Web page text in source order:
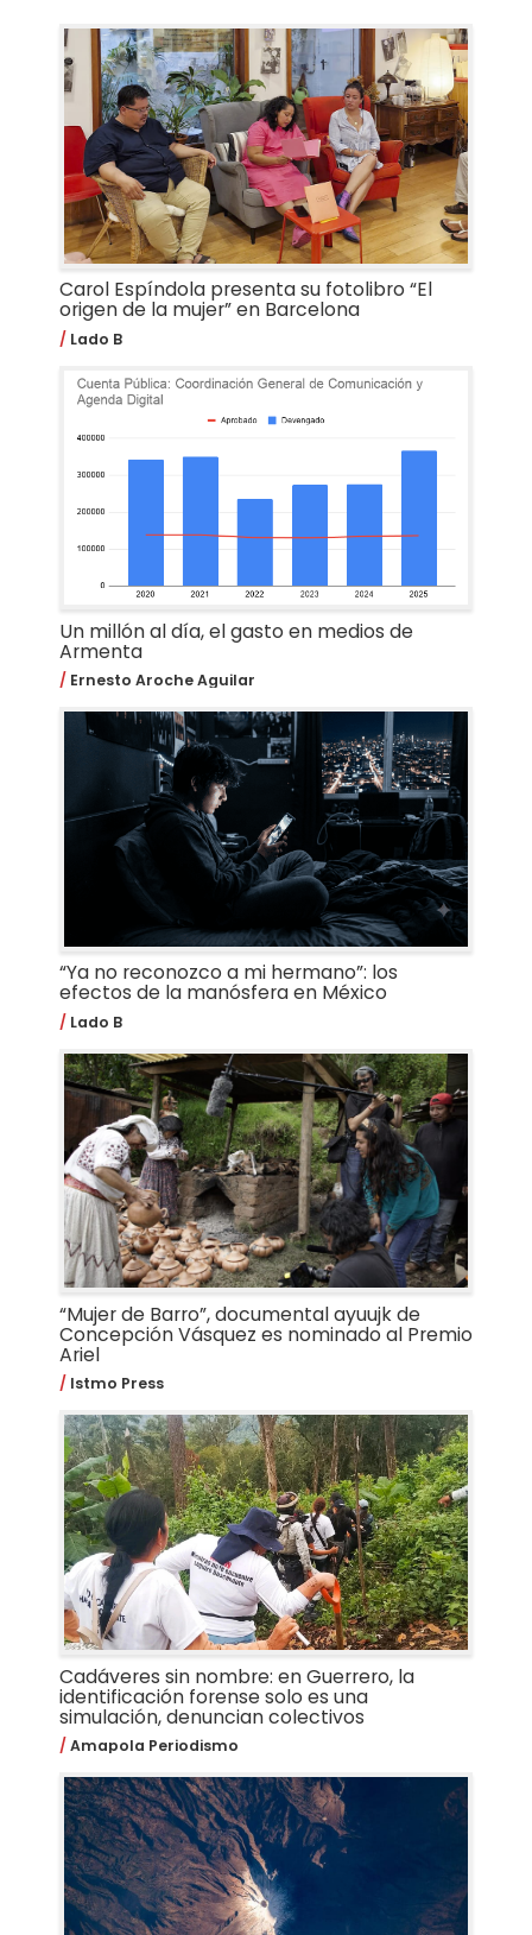
Carol Espíndola presenta su fotolibro “El
origen de la mujer” en Barcelona
Lado B
Un millón al día, el gasto en medios de
Armenta
Ernesto Aroche Aguilar
“Ya no reconozco a mi hermano”: los
efectos de la manósfera en México
Lado B
“Mujer de Barro”, documental ayuujk de
Concepción Vásquez es nominado al Premio
Ariel
Istmo Press
Cadáveres sin nombre: en Guerrero, la
identificación forense solo es una
simulación, denuncian colectivos
Amapola Periodismo